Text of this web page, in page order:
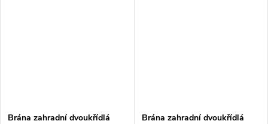
Brána zahradní dvoukřídlá
Brána zahradní dvoukřídlá